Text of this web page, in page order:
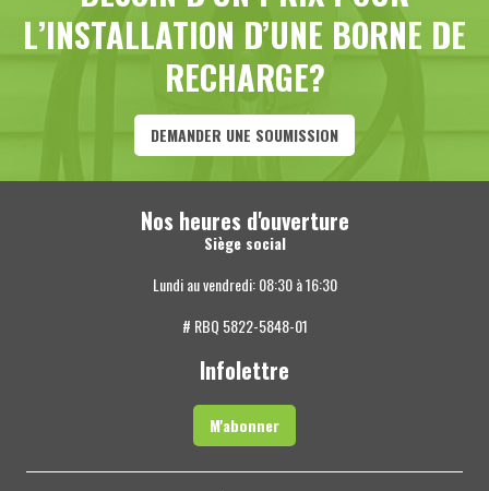
L’INSTALLATION D’UNE BORNE DE
RECHARGE?
DEMANDER UNE SOUMISSION
Nos heures d'ouverture
Siège social
Lundi au vendredi: 08:30 à 16:30
# RBQ 5822-5848-01
Infolettre
M'abonner